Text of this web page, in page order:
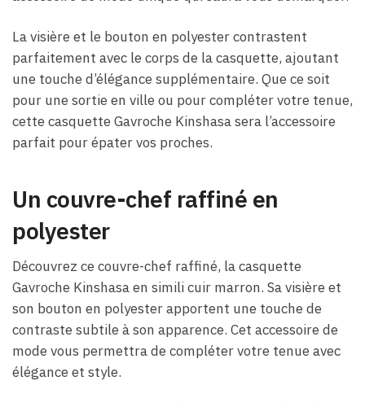
La visière et le bouton en polyester contrastent
parfaitement avec le corps de la casquette, ajoutant
une touche d’élégance supplémentaire. Que ce soit
pour une sortie en ville ou pour compléter votre tenue,
cette casquette Gavroche Kinshasa sera l’accessoire
parfait pour épater vos proches.
Un couvre-chef raffiné en
polyester
Découvrez ce couvre-chef raffiné, la casquette
Gavroche Kinshasa en simili cuir marron. Sa visière et
son bouton en polyester apportent une touche de
contraste subtile à son apparence. Cet accessoire de
mode vous permettra de compléter votre tenue avec
élégance et style.